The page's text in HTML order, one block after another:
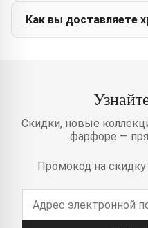
Как вы доставляете
Скидки, новые
фарфоре —
Промокод на